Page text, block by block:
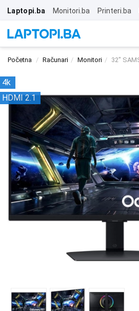
Laptopi.ba Monitori.ba Printeri.ba
Početna Računari Monitori 32"
4k
HDMI 2.1